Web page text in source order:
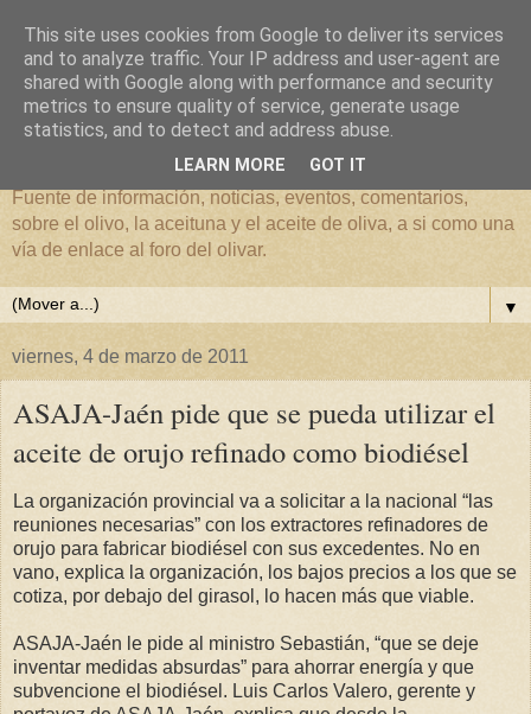
El mundo del Olivar
Fuente de información, noticias, eventos, comentarios,
sobre el olivo, la aceituna y el aceite de oliva, a si como una
vía de enlace al foro del olivar.
▼
viernes, 4 de marzo de 2011
ASAJA-Jaén pide que se pueda utilizar el
aceite de orujo refinado como biodiésel
La organización provincial va a solicitar a la nacional “las
reuniones necesarias” con los extractores refinadores de
orujo para fabricar biodiésel con sus excedentes. No en
vano, explica la organización, los bajos precios a los que se
cotiza, por debajo del girasol, lo hacen más que viable.
ASAJA-Jaén le pide al ministro Sebastián, “que se deje
inventar medidas absurdas” para ahorrar energía y que
subvencione el biodiésel. Luis Carlos Valero, gerente y
This site uses cookies from Google to deliver its services
and to analyze traffic. Your IP address and user-agent are
shared with Google along with performance and security
metrics to ensure quality of service, generate usage
statistics, and to detect and address abuse.
LEARN MORE GOT IT